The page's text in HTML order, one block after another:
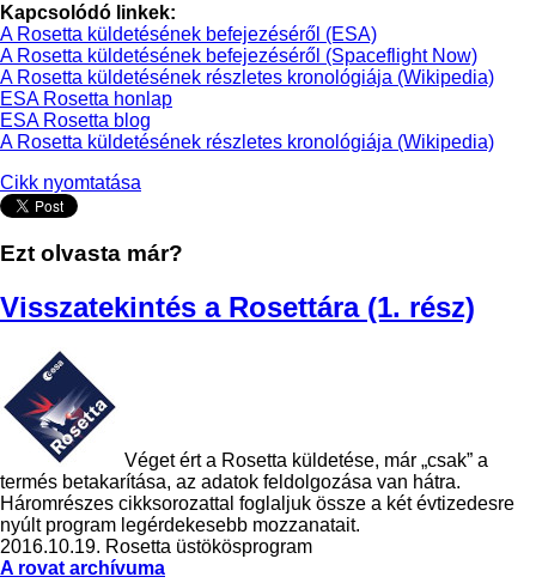
Kapcsolódó linkek:
A Rosetta küldetésének befejezéséről (ESA)
A Rosetta küldetésének befejezéséről (Spaceflight Now)
A Rosetta küldetésének részletes kronológiája (Wikipedia)
ESA Rosetta honlap
ESA Rosetta blog
A Rosetta küldetésének részletes kronológiája (Wikipedia)
Cikk nyomtatása
Ezt olvasta már?
Visszatekintés a Rosettára (1. rész)
Véget ért a Rosetta küldetése, már „csak” a
termés betakarítása, az adatok feldolgozása van hátra.
Háromrészes cikksorozattal foglaljuk össze a két évtizedesre
nyúlt program legérdekesebb mozzanatait.
2016.10.19. Rosetta üstökösprogram
A rovat archívuma